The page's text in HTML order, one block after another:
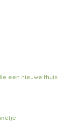
een nieuwe thuis